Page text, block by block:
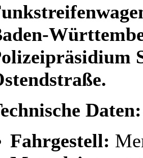
.
Daten:
Fahrgestell: